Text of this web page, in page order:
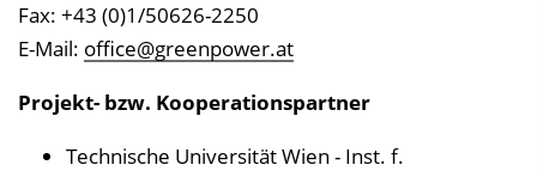
Fax: +43 (0)1/50626-2250
E-Mail: office@greenpower.at
Projekt- bzw. Kooperationspartner
Technische Universität Wien - Inst. f.